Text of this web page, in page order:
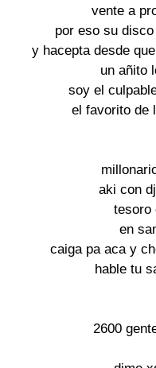
vente a
por eso su
y hacepta desde
un añito
soy el
el favorito de
aki con
tesoro
en
caiga pa aca y
hable tu
2600